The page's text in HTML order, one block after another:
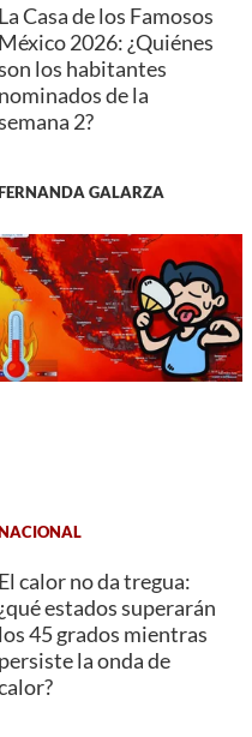
La Casa de los Famosos
México 2026: ¿Quiénes
los habitantes
nominados de la
2?
GALARZA
El calor no da tregua:
¿qué estados superarán
los 45 grados mientras
persiste la onda de